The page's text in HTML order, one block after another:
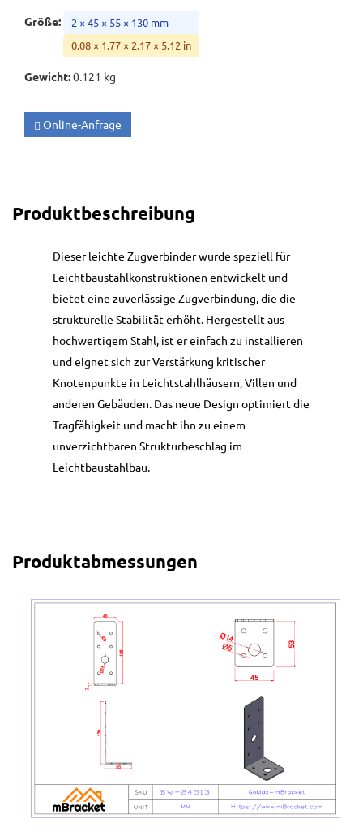
Größe:
2 × 45 × 55 × 130 mm
0.08 × 1.77 × 2.17 × 5.12 in
Gewicht:0.121 kg
Online-Anfrage
Produktbeschreibung
Dieser leichte Zugverbinder wurde speziell für
Leichtbaustahlkonstruktionen entwickelt und
bietet eine zuverlässige Zugverbindung, die die
strukturelle Stabilität erhöht. Hergestellt aus
hochwertigem Stahl, ist er einfach zu installieren
und eignet sich zur Verstärkung kritischer
Knotenpunkte in Leichtstahlhäusern, Villen und
anderen Gebäuden. Das neue Design optimiert die
Tragfähigkeit und macht ihn zu einem
unverzichtbaren Strukturbeschlag im
Leichtbaustahlbau.
Produktabmessungen